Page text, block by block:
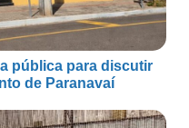
pública para discutir
de Paranavaí